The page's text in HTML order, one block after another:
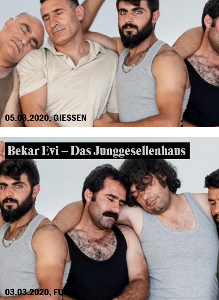
05.03.2020, GIESSEN
Bekar Evi – Das Junggesellenhaus
03.03.2020, FULDA